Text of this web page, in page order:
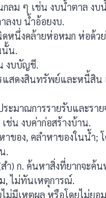
ลม ๆ เช่น งบนํ้าตาล งบ
งบ นํ้าอ้อยงบ.
ดหนึ่งคล้ายห่อหมก ห่อด้ว
นั้น.
งบบัญชี.
แสดงสินทรัพย์และหนี้สิน
ะมาณการรายรับและราย
ช่น งบค่าก่อสร้างบ้าน.
าของ, คลําหาของในนํ้า;
.
า) ก. ค้นหาสิ่งที่ยากจะค้น
ม, ไม่ทันเหตุการณ์.
ไม่มีเหตุผล หรือโดยไม่ย